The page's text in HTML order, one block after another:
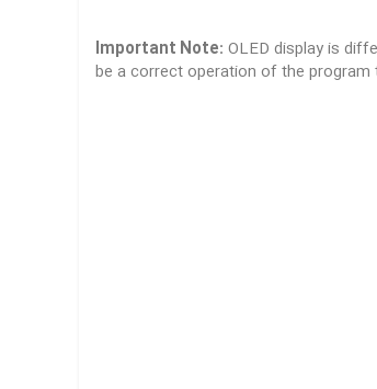
Important Note: OLED display is
be a correct operation of the